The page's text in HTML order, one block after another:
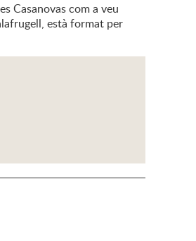
Casanovas com a veu
està format per